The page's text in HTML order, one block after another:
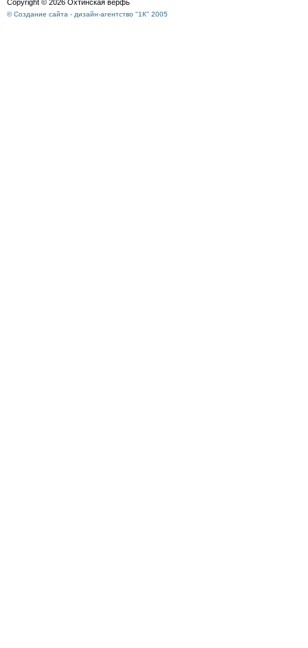
Copyright © 2026 Охтинская верфь
© Создание сайта - дизайн-агентство "1К" 2005